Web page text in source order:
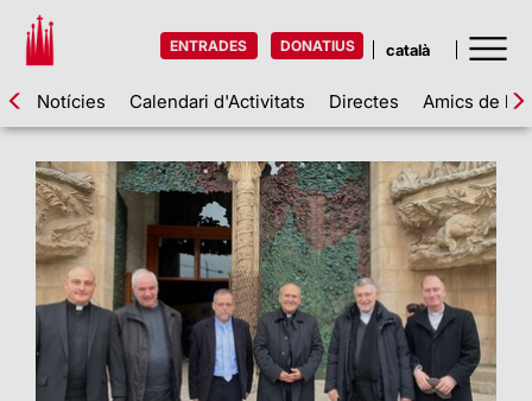
ENTRADES DONATIUS
Notícies Calendari d'Activitats Directes Amics de la